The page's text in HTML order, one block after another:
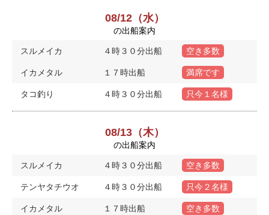
08/12（水）
の出船案内
スルメイカ ４時３０分出船 空き多数
イカメタル １７時出船 満席です
タコ釣り ４時３０分出船 只今１名様
08/13（木）
の出船案内
スルメイカ ４時３０分出船 空き多数
テンヤタチウオ ４時３０分出船 只今２名様
イカメタル １７時出船 空き多数